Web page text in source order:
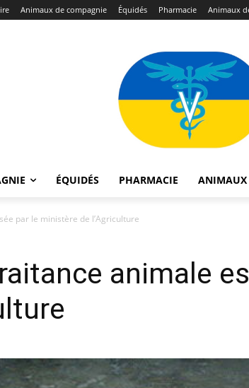
Animaux de compagnie Équidés Pharmacie Animaux
ÉQUIDÉS PHARMACIE ANIMAUX
par le ministère de l’Agriculture
animale